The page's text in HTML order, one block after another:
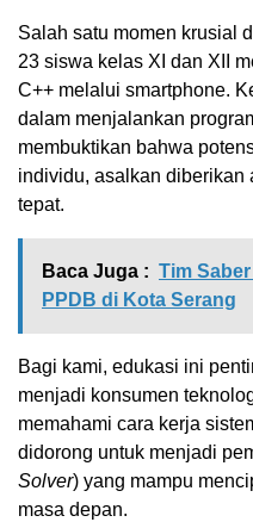
Salah satu momen krusial
23 siswa kelas XI dan XII
C++ melalui smartphone.
dalam menjalankan
membuktikan bahwa
individu, asalkan diberikan
tepat.
Baca Juga : Tim
PPDB di Kota Serang
Bagi kami, edukasi ini
menjadi konsumen
memahami cara kerja
didorong untuk menjadi
Solver) yang mampu
masa depan.